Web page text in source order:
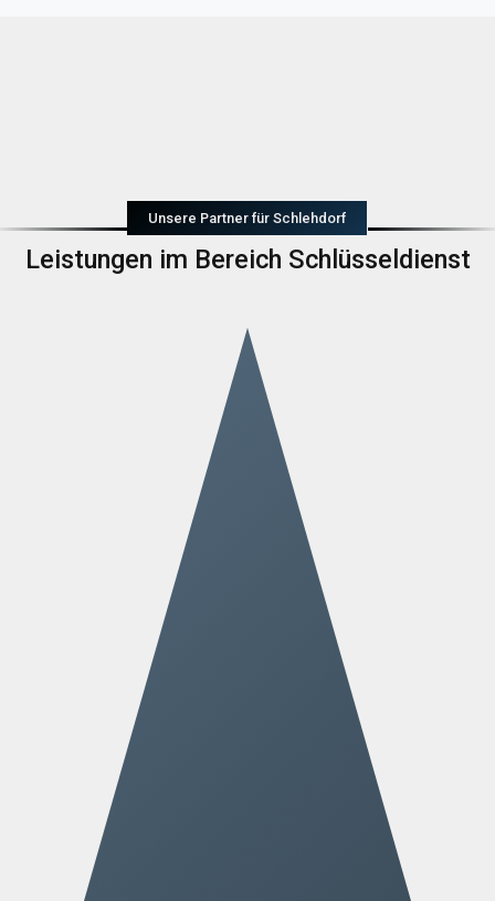
Unsere Partner für Schlehdorf
Leistungen im Bereich Schlüsseldienst